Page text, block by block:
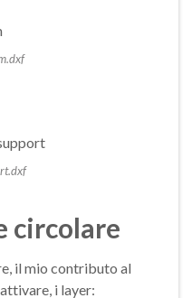
circolare
il mio contributo al
i layer: